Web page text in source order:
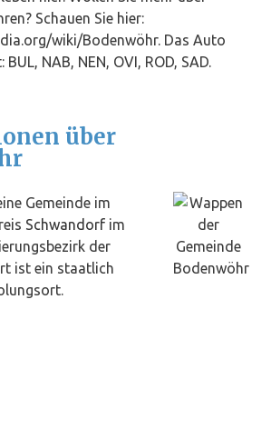
Schauen Sie hier:
wiki/Bodenwöhr. Das Auto
NAB, NEN, OVI, ROD, SAD.
über
Gemeinde im
Schwandorf im
der
ist ein staatlich